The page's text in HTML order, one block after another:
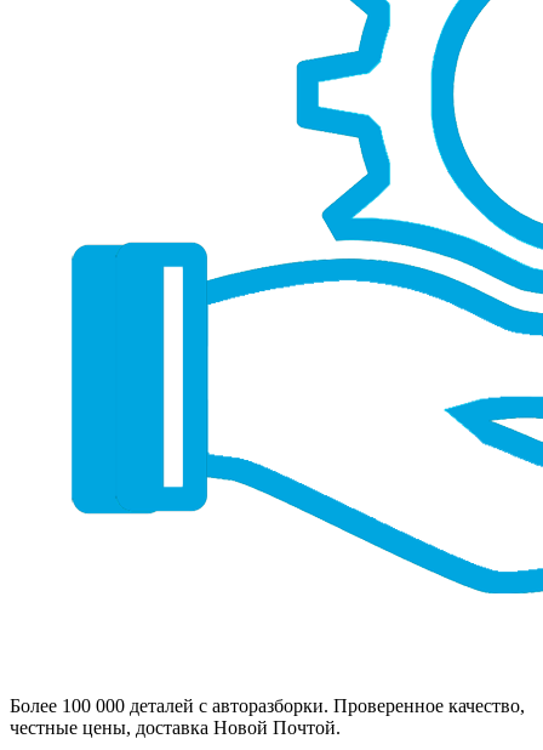
Более 100 000 деталей с авторазборки. Проверенное качество,
честные цены, доставка Новой Почтой.